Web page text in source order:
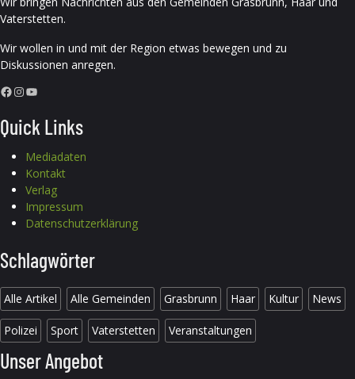
Vaterstetten.
Wir wollen in und mit der Region etwas bewegen und zu
Diskussionen anregen.
Facebook InstagramYouTube
Quick Links
Mediadaten
Kontakt
Verlag
Impressum
Datenschutzerklärung
Schlagwörter
Alle Artikel Alle Gemeinden Grasbrunn Haar Kultur News
Polizei Sport Vaterstetten Veranstaltungen
Unser Angebot